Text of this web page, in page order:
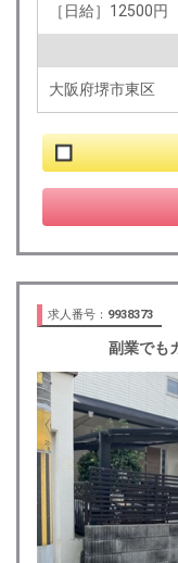
［日給］12500円
大阪府堺市東区
求人番号： 9938373
副業でも